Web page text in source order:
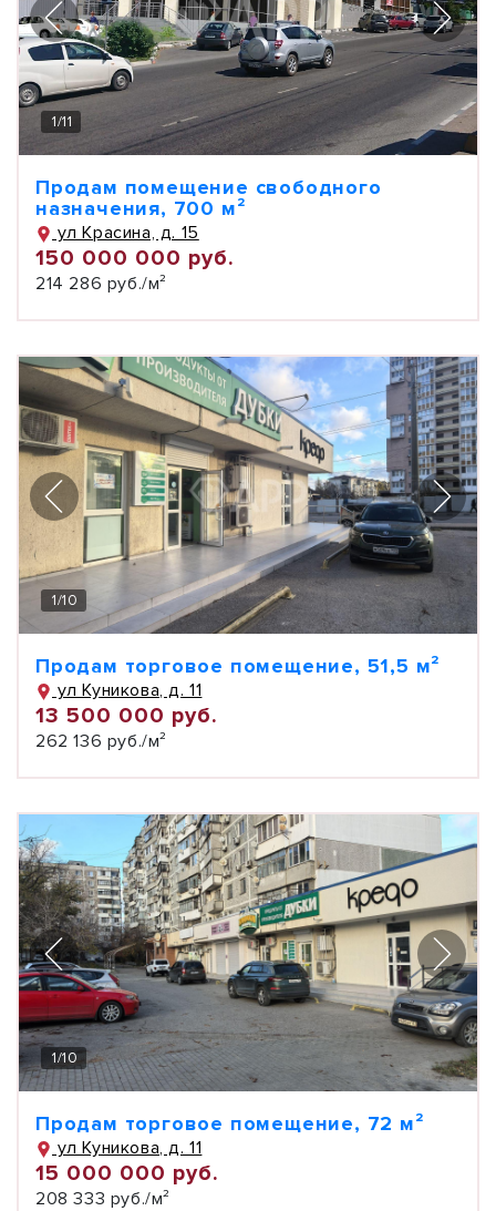
1/11
Продам помещение свободного
назначения, 700 м²
ул Красина, д. 15
150 000 000 руб.
214 286 руб./м²
1/10
Продам торговое помещение, 51,5 м²
ул Куникова, д. 11
13 500 000 руб.
262 136 руб./м²
1/10
Продам торговое помещение, 72 м²
ул Куникова, д. 11
15 000 000 руб.
208 333 руб./м²